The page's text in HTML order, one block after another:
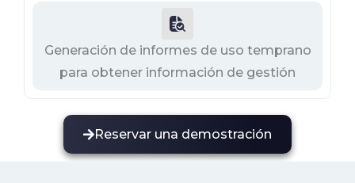
Generación de informes de uso temprano
para obtener información de gestión
Reservar una demostración